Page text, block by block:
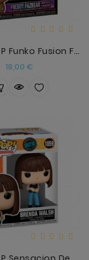
Figura POP Funko Fusion Five Nights At Freddys Fre
18,00 €Precio